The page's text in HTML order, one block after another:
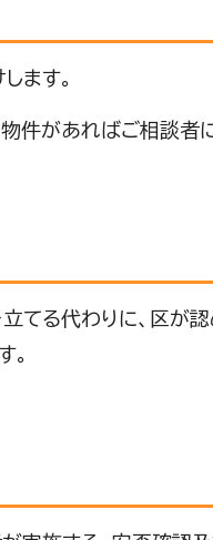
ます。
件があればご相談者に
る代わりに、区が認
。